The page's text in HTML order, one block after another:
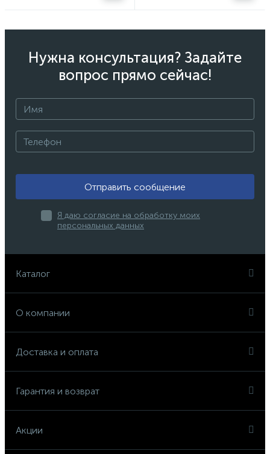
Нужна консультация? Задайте
вопрос прямо сейчас!
Отправить сообщение
Я даю согласие на обработку моих
персональных данных
Каталог
О компании
Доставка и оплата
Гарантия и возврат
Акции